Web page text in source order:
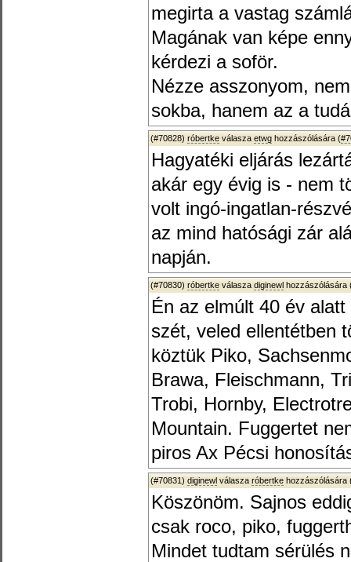
megirta a vastag
Magának van képe
kérdezi a soför.
Nézze asszonyom,
sokba, hanem az a
(#70828) róbertke válasza etwg hozzászólására (
Hagyatéki eljárás
akár egy évig is - nem
volt ingó-ingatlan-
az mind hatósági zár
napján.
(#70830) róbertke válasza diginewl hozzászólására
Én az elmúlt 40 év
szét, veled ellentétben
köztük Piko,
Brawa, Fleischmann,
Trobi, Hornby,
Mountain. Fuggertet
piros Ax Pécsi
(#70831) diginewl válasza róbertke hozzászólására
Köszönöm. Sajnos
csak roco, piko,
Mindet tudtam sérülés